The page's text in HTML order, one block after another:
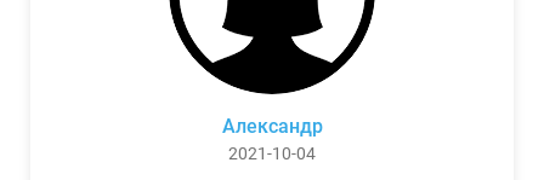
Александр
2021-10-04